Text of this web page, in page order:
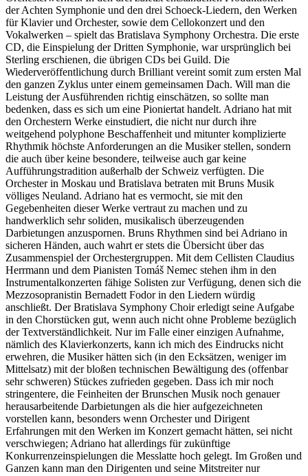
der Achten Symphonie und den drei Schoeck-Liedern, den Werken
für Klavier und Orchester, sowie dem Cellokonzert und den
Vokalwerken – spielt das Bratislava Symphony Orchestra. Die erste
CD, die Einspielung der Dritten Symphonie, war ursprünglich bei
Sterling erschienen, die übrigen CDs bei Guild. Die
Wiederveröffentlichung durch Brilliant vereint somit zum ersten Mal
den ganzen Zyklus unter einem gemeinsamen Dach. Will man die
Leistung der Ausführenden richtig einschätzen, so sollte man
bedenken, dass es sich um eine Pioniertat handelt. Adriano hat mit
den Orchestern Werke einstudiert, die nicht nur durch ihre
weitgehend polyphone Beschaffenheit und mitunter komplizierte
Rhythmik höchste Anforderungen an die Musiker stellen, sondern
die auch über keine besondere, teilweise auch gar keine
Aufführungstradition außerhalb der Schweiz verfügten. Die
Orchester in Moskau und Bratislava betraten mit Bruns Musik
völliges Neuland. Adriano hat es vermocht, sie mit den
Gegebenheiten dieser Werke vertraut zu machen und zu
handwerklich sehr soliden, musikalisch überzeugenden
Darbietungen anzuspornen. Bruns Rhythmen sind bei Adriano in
sicheren Händen, auch wahrt er stets die Übersicht über das
Zusammenspiel der Orchestergruppen. Mit dem Cellisten Claudius
Herrmann und dem Pianisten Tomáš Nemec stehen ihm in den
Instrumentalkonzerten fähige Solisten zur Verfügung, denen sich die
Mezzosopranistin Bernadett Fodor in den Liedern würdig
anschließt. Der Bratislava Symphony Choir erledigt seine Aufgabe
in den Chorstücken gut, wenn auch nicht ohne Probleme bezüglich
der Textverständlichkeit. Nur im Falle einer einzigen Aufnahme,
nämlich des Klavierkonzerts, kann ich mich des Eindrucks nicht
erwehren, die Musiker hätten sich (in den Ecksätzen, weniger im
Mittelsatz) mit der bloßen technischen Bewältigung des (offenbar
sehr schweren) Stückes zufrieden gegeben. Dass ich mir noch
stringentere, die Feinheiten der Brunschen Musik noch genauer
herausarbeitende Darbietungen als die hier aufgezeichneten
vorstellen kann, besonders wenn Orchester und Dirigent
Erfahrungen mit den Werken im Konzert gemacht hätten, sei nicht
verschwiegen; Adriano hat allerdings für zukünftige
Konkurrenzeinspielungen die Messlatte hoch gelegt. Im Großen und
Ganzen kann man den Dirigenten und seine Mitstreiter nur